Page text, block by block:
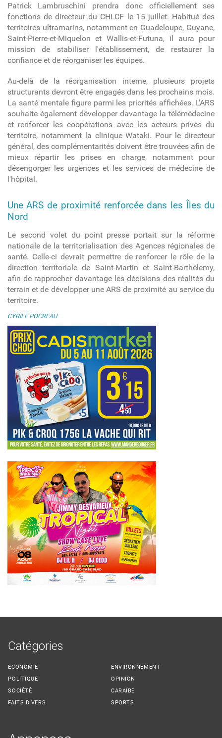
Patrick Lambruschini prendra donc officiellement ses
fonctions de directeur du CHLCF le 15 juillet. Habitué des
territoires ultramarins, notamment en Guadeloupe, Guyane,
Saint-Pierre-et-Miquelon et Wallis-et-Futuna, il aura pour
mission de stabiliser l'établissement, de restaurer la
confiance et de réorganiser les équipes.
Au-delà de la réorganisation interne, plusieurs projets
structurants devront être engagés dans les prochains mois.
La santé mentale figure parmi les priorités affichées. L'ARS
souhaite également développer davantage la télémédecine
et renforcer les coopérations avec les acteurs privés du
territoire, notamment la clinique Wataki. Pour le directeur
général, des complémentarités doivent être trouvées afin de
mieux répartir les prises en charge, notamment pour
désengorger les urgences et les services de médecine de
l'hôpital.
Une ARS de proximité renforcée dans les Îles du
Nord
Le second volet du point presse portait sur la réforme
nationale de la territorialisation des Agences régionales de
santé. Celle-ci devrait permettre de renforcer le rôle de la
direction territoriale de Saint-Martin et Saint-Barthélemy,
afin de rapprocher davantage les décisions des réalités du
terrain et de développer une ARS de proximité au service du
territoire.
CYRILE POCREAU
Catégories
ECONOMIE
POLITIQUE
SOCIÉTÉ
FAITS DIVERS
ENVIRONNEMENT
OPINION
CARAÏBE
SPORTS